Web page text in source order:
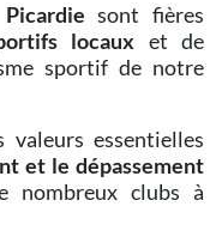
sont fières
locaux et de
sportif de notre
essentielles
et le dépassement
nombreux clubs à